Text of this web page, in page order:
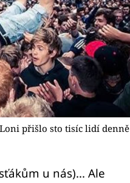
přišlo sto tisíc lidí denně
u nás)... Ale